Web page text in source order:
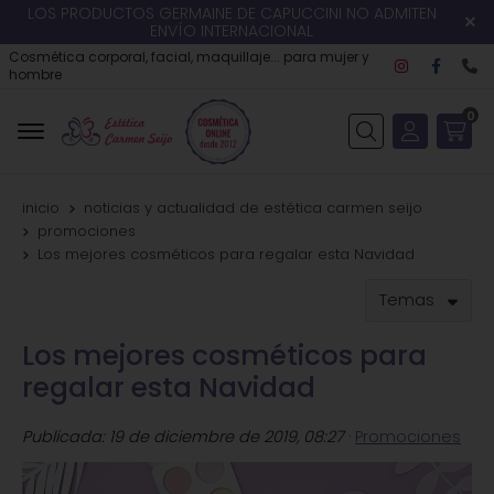
LOS PRODUCTOS GERMAINE DE CAPUCCINI NO ADMITEN
ENVÍO INTERNACIONAL
Cosmética corporal, facial, maquillaje... para mujer y
hombre
Buscar
0
inicio
noticias y actualidad de estética carmen seijo
promociones
Los mejores cosméticos para regalar esta Navidad
Temas
Los mejores cosméticos para
regalar esta Navidad
Publicada: 19 de diciembre de 2019, 08:27· Promociones